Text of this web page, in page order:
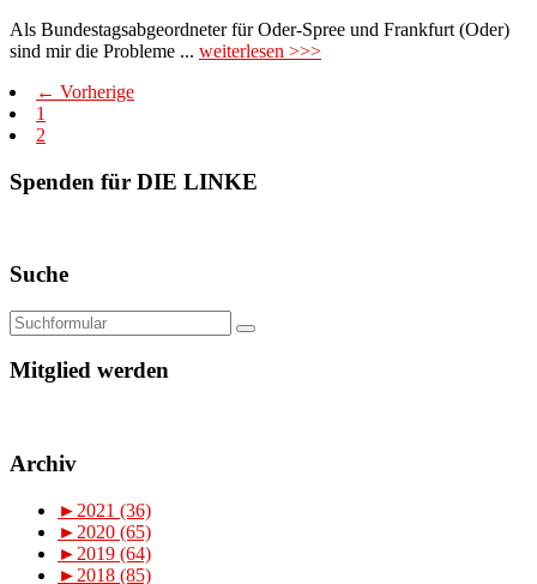
Als Bundestagsabgeordneter für Oder-Spree und Frankfurt (Oder)
sind mir die Probleme ... weiterlesen >>>
← Vorherige
1
2
Spenden für DIE LINKE
Suche
Mitglied werden
Archiv
► 2021 (36)
► 2020 (65)
► 2019 (64)
► 2018 (85)